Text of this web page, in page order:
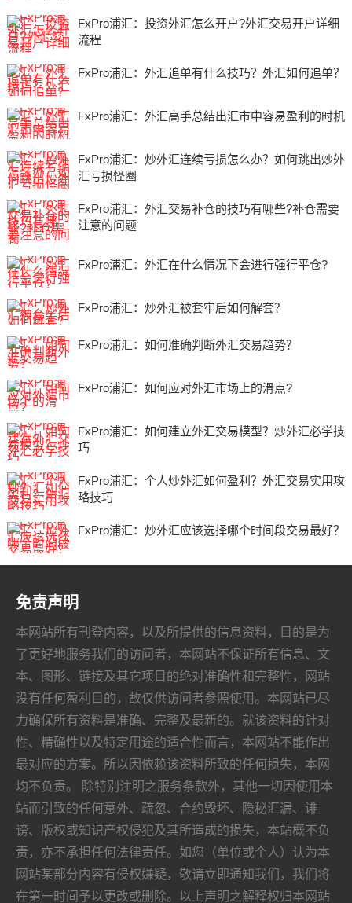
FxPro浦汇：投资外汇怎么开户?外汇交易开户详细
流程
FxPro浦汇：外汇追单有什么技巧？外汇如何追单？
FxPro浦汇：外汇高手总结出汇市中容易盈利的时机
FxPro浦汇：炒外汇连续亏损怎么办？如何跳出炒外
汇亏损怪圈
FxPro浦汇：外汇交易补仓的技巧有哪些?补仓需要
注意的问题
FxPro浦汇：外汇在什么情况下会进行强行平仓?
FxPro浦汇：炒外汇被套牢后如何解套？
FxPro浦汇：如何准确判断外汇交易趋势？
FxPro浦汇：如何应对外汇市场上的滑点?
FxPro浦汇：如何建立外汇交易模型？炒外汇必学技
巧
FxPro浦汇：个人炒外汇如何盈利？外汇交易实用攻
略技巧
FxPro浦汇：炒外汇应该选择哪个时间段交易最好？
免责声明
本网站所有刊登内容，以及所提供的信息资料，目的是为
了更好地服务我们的访问者，本网站不保证所有信息、文
本、图形、链接及其它项目的绝对准确性和完整性，网站
没有任何盈利目的，故仅供访问者参照使用。本网站已尽
力确保所有资料是准确、完整及最新的。就该资料的针对
性、精确性以及特定用途的适合性而言，本网站不能作出
最对应的方案。所以因依赖该资料所致的任何损失，本网
均不负责。 除特别注明之服务条款外，其他一切因使用本
站而引致的任何意外、疏忽、合约毁坏、隐秘汇漏、诽
谤、版权或知识产权侵犯及其所造成的损失，本站概不负
责，亦不承担任何法律责任。如您（单位或个人）认为本
网站某部分内容有侵权嫌疑，敬请立即通知我们，我们将
在第一时间予以更改或删除。以上声明之解释权归本网站